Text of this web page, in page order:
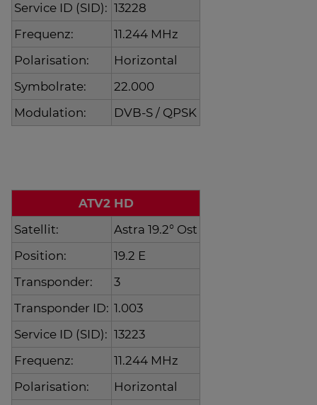
Service ID (SID): 13228
Frequenz:
11.244 MHz
Polarisation:
Horizontal
Symbolrate:
22.000
Modulation:
DVB-S / QPSK
ATV2 HD
Satellit:
Astra 19.2° Ost
Position:
19.2 E
Transponder:
3
Transponder ID: 1.003
Service ID (SID): 13223
Frequenz:
11.244 MHz
Polarisation:
Horizontal